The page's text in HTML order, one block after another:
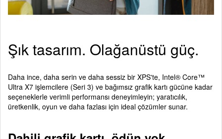
Şık tasarım. Olağanüstü güç.
Daha ince, daha serin ve daha sessiz bir XPS'te, Intel® Core™
Ultra X7 işlemcilere (Seri 3) ve bağımsız grafik kartı gücüne kadar
seçeneklerle verimli performansı deneyimleyin; yaratıcılık,
üretkenlik, oyun ve daha fazlası için ideal çözümler sunar.